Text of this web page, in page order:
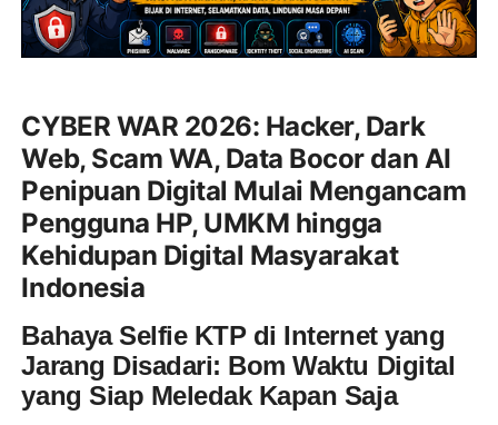
CYBER WAR 2026: Hacker, Dark
Web, Scam WA, Data Bocor dan AI
Penipuan Digital Mulai Mengancam
Pengguna HP, UMKM hingga
Kehidupan Digital Masyarakat
Indonesia
Bahaya Selfie KTP di Internet yang
Jarang Disadari: Bom Waktu Digital
yang Siap Meledak Kapan Saja